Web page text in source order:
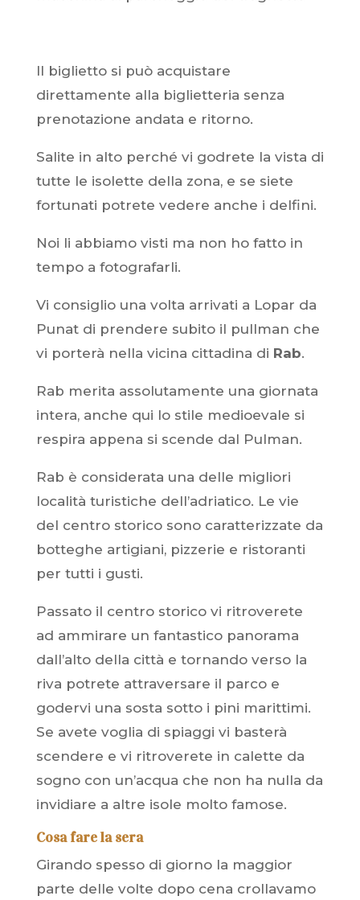
Il biglietto si può acquistare
direttamente alla biglietteria senza
prenotazione andata e ritorno.
Salite in alto perché vi godrete la vista di
tutte le isolette della zona, e se siete
fortunati potrete vedere anche i delfini.
Noi li abbiamo visti ma non ho fatto in
tempo a fotografarli.
Vi consiglio una volta arrivati a Lopar da
Punat di prendere subito il pullman che
vi porterà nella vicina cittadina di Rab.
Rab merita assolutamente una giornata
intera, anche qui lo stile medioevale si
respira appena si scende dal Pulman.
Rab è considerata una delle migliori
località turistiche dell’adriatico. Le vie
del centro storico sono caratterizzate da
botteghe artigiani, pizzerie e ristoranti
per tutti i gusti.
Passato il centro storico vi ritroverete
ad ammirare un fantastico panorama
dall’alto della città e tornando verso la
riva potrete attraversare il parco e
godervi una sosta sotto i pini marittimi.
Se avete voglia di spiaggi vi basterà
scendere e vi ritroverete in calette da
sogno con un’acqua che non ha nulla da
invidiare a altre isole molto famose.
Cosa fare la sera
Girando spesso di giorno la maggior
parte delle volte dopo cena crollavamo